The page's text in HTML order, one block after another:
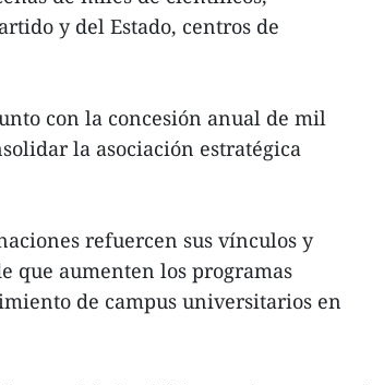
y del Estado, centros de
con la concesión anual de mil
la asociación estratégica
refuercen sus vínculos y
que aumenten los programas
de campus universitarios en